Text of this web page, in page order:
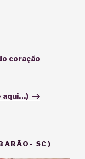
coração
aqui…)
SC)